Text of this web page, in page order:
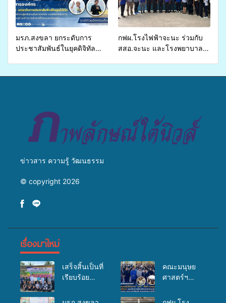
เหลื่อมล้ำ ยกระดับคุณภาพ
ชีวิตประชาชนอย่างยั่งยืน
มรภ.สงขลา ยกระดับการ
ประชาสัมพันธ์ในยุคดิจิทัล
กฟผ.โรงไฟฟ้าจะนะ ร่วมกับ
สสอ.จะนะ และโรงพยาบาล
ข่าวสาร ความรู้ วัฒนธรรม
© copyright 2026
เรื่องมาใหม่
เสร็จสิ้นเป็นที่
เรียบร้อย
คณะมนุษย
ศาสตร์ฯ
จัดอบรมเสริม